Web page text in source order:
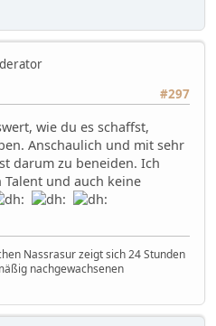
#297
wie du es schaffst,
Anschaulich und mit sehr
darum zu beneiden. Ich
und auch keine
Nassrasur zeigt sich 24 Stunden
nachgewachsenen